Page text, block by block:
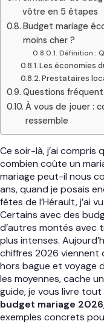
vôtre en 5 étapes
Budget mariage
moins cher ?
Définition :
Les économies
Prestataires
Questions
À vous de jouer :
ressemble
Ce soir-là, j’ai compris
combien coûte un
mariage peut-il nous
ans, quand je posais
fêtes de l’Hérault, j’ai
Certains avec des
d’autres montés
plus intenses.
chiffres 2026 viennent
hors bague et voyage
les moyennes, cache
guide, je vous livre
budget mariage 2026
exemples concrets